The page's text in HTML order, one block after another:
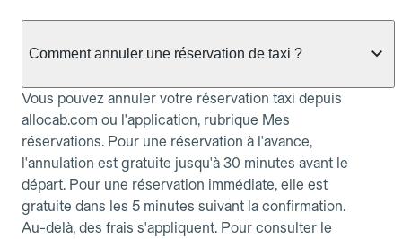
Comment annuler une réservation de taxi ?
Vous pouvez annuler votre réservation taxi depuis
allocab.com ou l'application, rubrique Mes
réservations. Pour une réservation à l'avance,
l'annulation est gratuite jusqu'à 30 minutes avant le
départ. Pour une réservation immédiate, elle est
gratuite dans les 5 minutes suivant la confirmation.
Au-delà, des frais s'appliquent. Pour consulter le